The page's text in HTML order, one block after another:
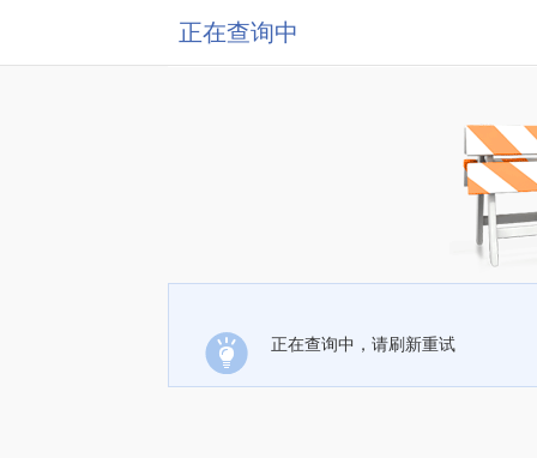
正在查询中
正在查询中，请刷新重试